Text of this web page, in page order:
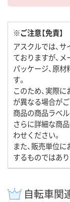
※ご注意【免責】
アスクルでは、
ておりますが、メ
パッケージ、原
す。
このため、実際
が異なる場合が
商品の商品ラベ
さらに詳細な商
わせください。
また、販売単位に
するものではあ
自転車関